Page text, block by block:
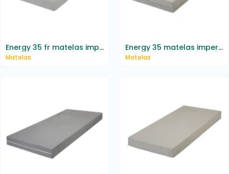
Matelas
Energy 35 fr matelas imperméable m1
Matelas
Energy 35 matelas imperméable m1